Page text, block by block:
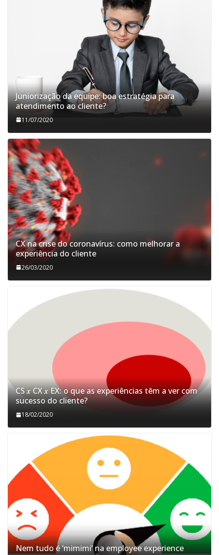
Juniorização da equipe: boa estratégia para
atendimento ao cliente?
11/07/2020
CX na crise do coronavírus: como melhorar a
experiência do cliente
26/03/2020
CS 𝒙 CX 𝒙 EX: o que as experiências têm a ver com
sucesso do cliente?
18/02/2020
Nem tudo é ‘mimimi’​ na employee experience